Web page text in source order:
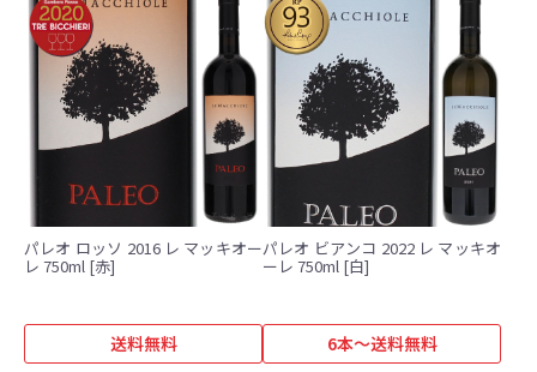
パレオ ロッソ 2016 レ マッキオー
レ 750ml [赤]
送料無料
パレオ ビアンコ 2022 レ マッキオ
ーレ 750ml [白]
6本～送料無料